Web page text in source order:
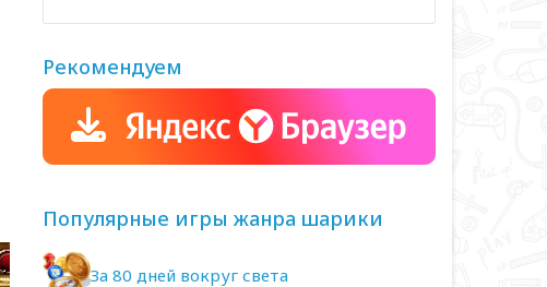
Рекомендуем
Популярные игры жанра шарики
За 80 дней вокруг света